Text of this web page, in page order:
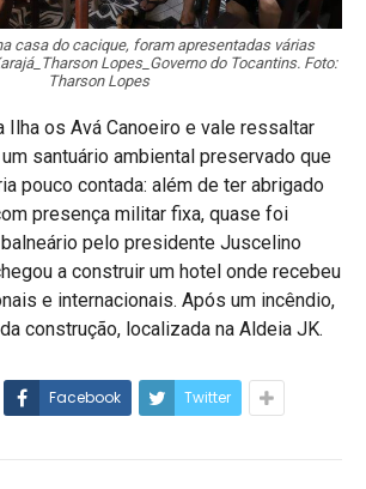
casa do cacique, foram apresentadas várias
Lopes_Governo do Tocantins. Foto:
Tharson Lopes
Ilha os Avá Canoeiro e vale ressaltar
santuário ambiental preservado que
pouco contada: além de ter abrigado
presença militar fixa, quase foi
pelo presidente Juscelino
a construir um hotel onde recebeu
e internacionais. Após um incêndio,
construção, localizada na Aldeia JK.
Facebook Twitter